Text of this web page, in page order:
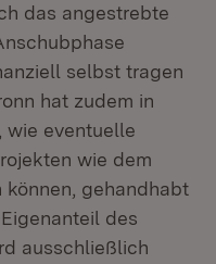
das angestrebte
selbst tragen
hat zudem in
wie eventuelle
wie dem
gehandhabt
des
ausschließlich